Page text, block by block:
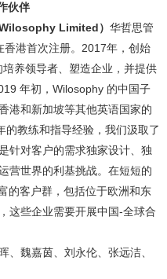
伙伴
Limited） 华哲思管
港首次注册。2017年，创始
养领导者、塑造企业，并提供
年初，Wilosophy 的中国子
港和新加坡等其他英语国家的
教练和指导经验，我们汲取了
针对客户的需求独家设计、独
营世界的利基挑战。在短短的
的客户群，包括位于欧洲和东
这些企业需要开展中国-全球合
、魏嘉茵、刘永伦、张远洁、